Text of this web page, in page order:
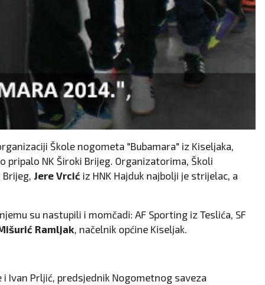
Škole nogometa "Bubamara" iz Kiseljaka,
pripalo NK Široki Brijeg. Organizatorima, Školi
Brijeg, Jere Vrcić iz HNK Hajduk najbolji je strijelac, a
su nastupili i momčadi: AF Sporting iz Teslića, SF
Ramljak , načelnik općine Kiseljak.
i Ivan Prljić, predsjednik Nogometnog saveza